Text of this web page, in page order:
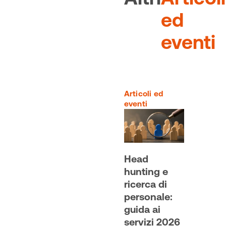
ed
eventi
Articoli ed
eventi
Head
hunting e
ricerca di
personale:
guida ai
servizi 2026